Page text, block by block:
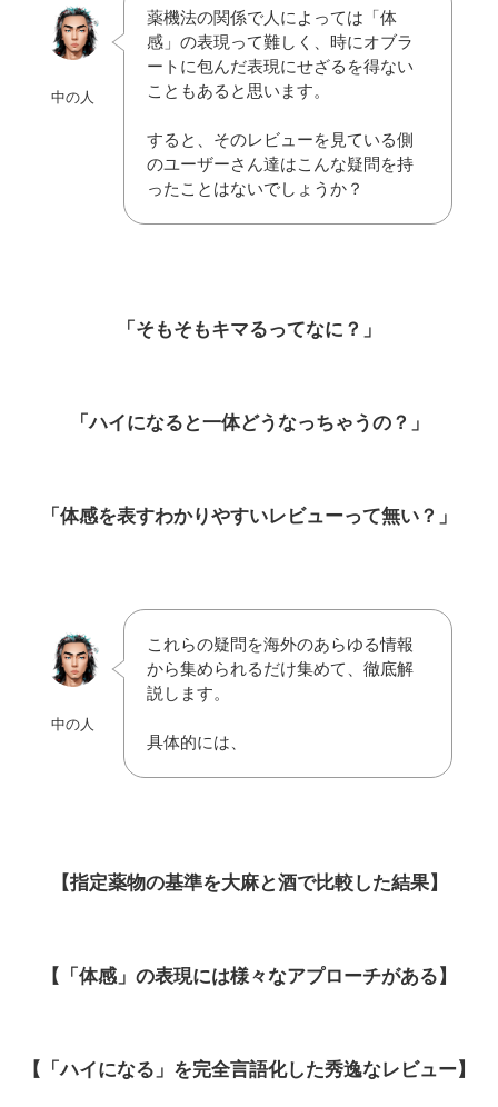
薬機法の関係で人によっては「体
感」の表現って難しく、時にオブラ
ートに包んだ表現にせざるを得ない
こともあると思います。
すると、そのレビューを見ている側
のユーザーさん達はこんな疑問を持
ったことはないでしょうか？
中の人
「そもそもキマるってなに ？」
「ハイになると一体どうなっちゃうの？」
「体感を表すわかりやすいレビューって無い？」
これらの疑問を海外のあらゆる情報
から集められるだけ集めて、徹底解
説します。
具体的には、
中の人
【指定薬物の基準を大麻と酒で比較した結果】
【「体感」の表現には様々なアプローチがある】
【「ハイになる」を完全言語化した秀逸なレビュー】